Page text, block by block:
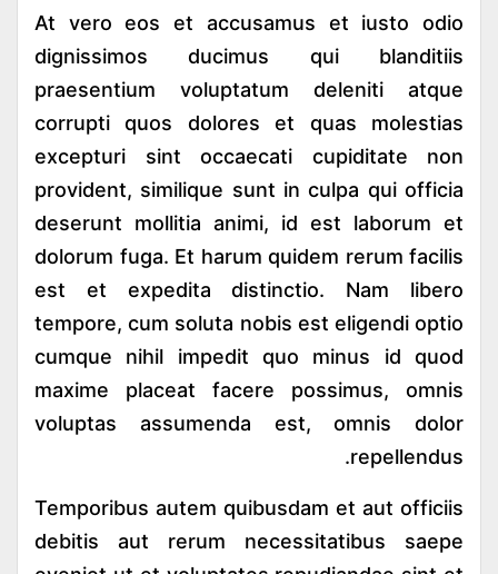
At vero eos et accusamus et iusto odio
dignissimos ducimus qui blanditiis
praesentium voluptatum deleniti atque
corrupti quos dolores et quas molestias
excepturi sint occaecati cupiditate non
provident, similique sunt in culpa qui officia
deserunt mollitia animi, id est laborum et
dolorum fuga. Et harum quidem rerum facilis
est et expedita distinctio. Nam libero
tempore, cum soluta nobis est eligendi optio
cumque nihil impedit quo minus id quod
maxime placeat facere possimus, omnis
voluptas assumenda est, omnis dolor
repellendus.
Temporibus autem quibusdam et aut officiis
debitis aut rerum necessitatibus saepe